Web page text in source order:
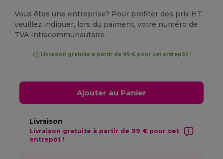
Vous êtes une entreprise? Pour profiter des prix HT,
veuillez indiquer, lors du paiment, votre numéro de
TVA Intracommunautaire.
Livraison gratuite à partir de 99 € pour cet entrepôt !
Ajouter au Panier
Livraison
Livraison gratuite à partir de 99 € pour cet
entrepôt !